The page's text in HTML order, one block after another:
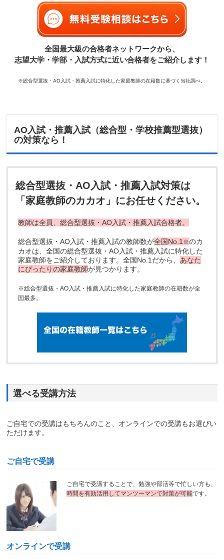
全国最大級の合格者ネットワークから、
志望大学・学部・入試方式に近い合格者をご紹介します！
※総合型選抜・AO入試・推薦入試に特化した家庭教師の在籍数に基づく当社調べ。
AO入試・推薦入試（総合型・学校推薦型選抜）
の対策なら！
総合型選抜・AO入試・推薦入試対策は
「家庭教師のカカオ」にお任せください。
教師は全員、総合型選抜・AO入試・推薦入試合格者。
総合型選抜・AO入試・推薦入試の教師数が全国No.1 ※のカ
カオは、全国の総合型選抜・AO入試・推薦入試に特化した
家庭教師をご紹介しております。全国No.1だから、 あなた
にぴったりの家庭教師が見つかります。
※総合型選抜・AO入試・推薦入試に特化した家庭教師の在籍数が全
国最多。
選べる受講方法
ご自宅での受講はもちろんのこと、オンラインでの受講もお選びい
ただけます。
ご自宅で受講
ご自宅で受講することで、勉強や部活等で忙しい方も、
時間を有効活用してマンツーマンで対策が可能です。
オンラインで受講